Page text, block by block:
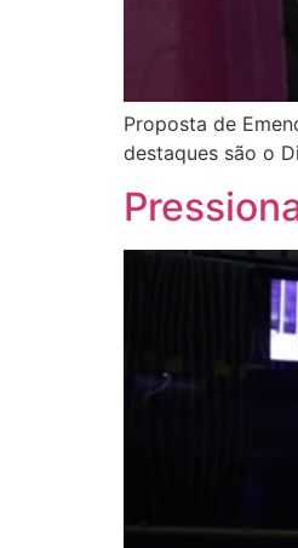
Proposta de
destaques são o